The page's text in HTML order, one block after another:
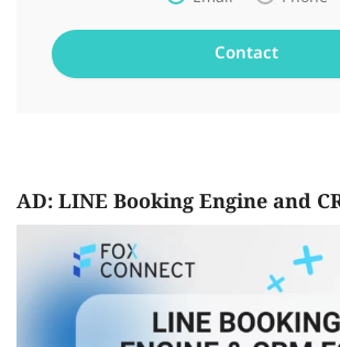
AD: LINE Booking Engine and